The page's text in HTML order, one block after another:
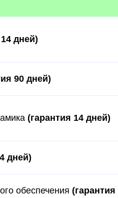
дней)
90 дней)
(гарантия 14 дней)
дней)
обеспечения